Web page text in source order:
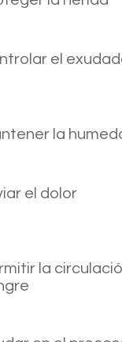
el
la
el dolor
la